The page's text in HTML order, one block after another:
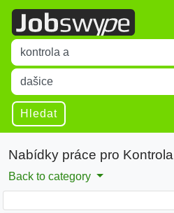
Title
Type 1 or more characters for
Místo
Type 1 or more characters for
Hledat
Nabídky práce pro
Back to category